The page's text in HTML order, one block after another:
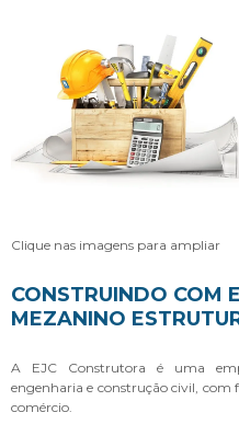
Clique nas imagens para ampliar
CONSTRUINDO COM
MEZANINO
A EJC Construtora é uma
engenharia e construção civil, com
comércio.